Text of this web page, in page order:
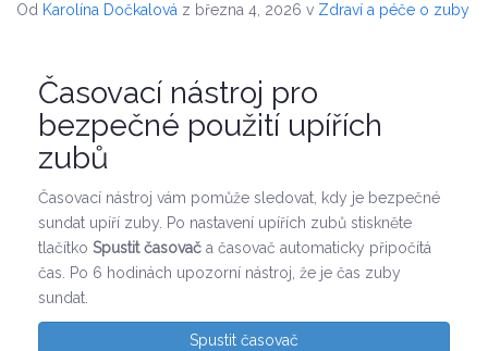
Od Karolína Dočkalová z března 4, 2026 v Zdraví a péče o zuby
Časovací nástroj pro
bezpečné použití upířích
zubů
Časovací nástroj vám pomůže sledovat, kdy je bezpečné
sundat upíří zuby. Po nastavení upířích zubů stiskněte
tlačítko Spustit časovač a časovač automaticky připočítá
čas. Po 6 hodinách upozorní nástroj, že je čas zuby
sundat.
Spustit časovač